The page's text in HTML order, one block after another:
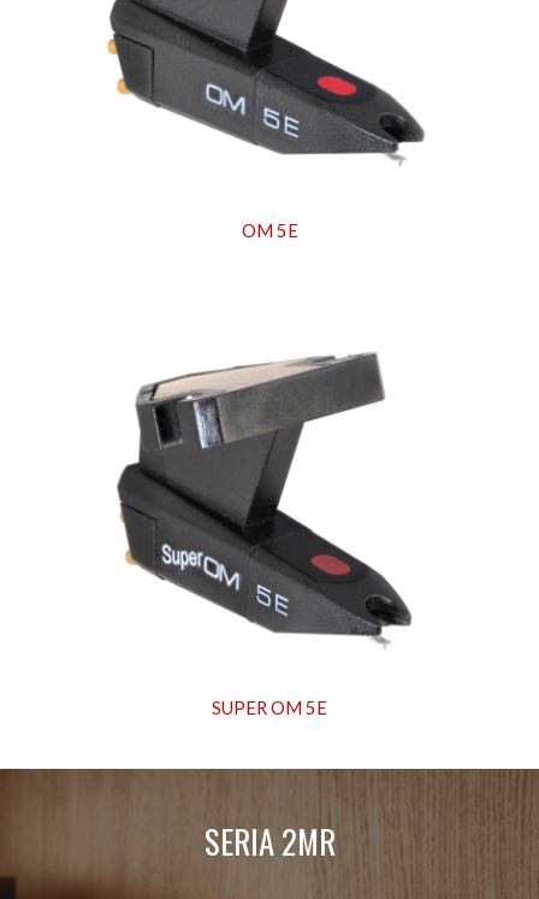
OM 5E
SUPER OM 5E
SERIA 2MR